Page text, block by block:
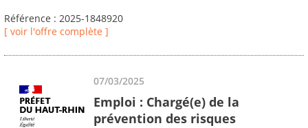
Référence : 2025-1848920
[ voir l'offre complète ]
07/03/2025
Emploi : Chargé(e) de la
prévention des risques